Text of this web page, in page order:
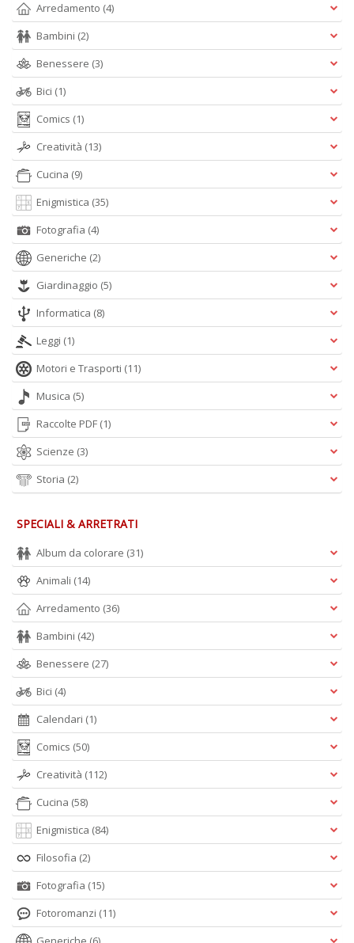
Arredamento (4)
Bambini (2)
Benessere (3)
Bici (1)
Comics (1)
Creatività (13)
Cucina (9)
Enigmistica (35)
Fotografia (4)
Generiche (2)
Giardinaggio (5)
Informatica (8)
Leggi (1)
Motori e Trasporti (11)
Musica (5)
Raccolte PDF (1)
Scienze (3)
Storia (2)
SPECIALI & ARRETRATI
Album da colorare (31)
Animali (14)
Arredamento (36)
Bambini (42)
Benessere (27)
Bici (4)
Calendari (1)
Comics (50)
Creatività (112)
Cucina (58)
Enigmistica (84)
Filosofia (2)
Fotografia (15)
Fotoromanzi (11)